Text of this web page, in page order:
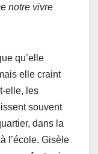
notre vivre
qu’elle
elle craint
elle, les
souvent
dans la
l’école. Gisèle